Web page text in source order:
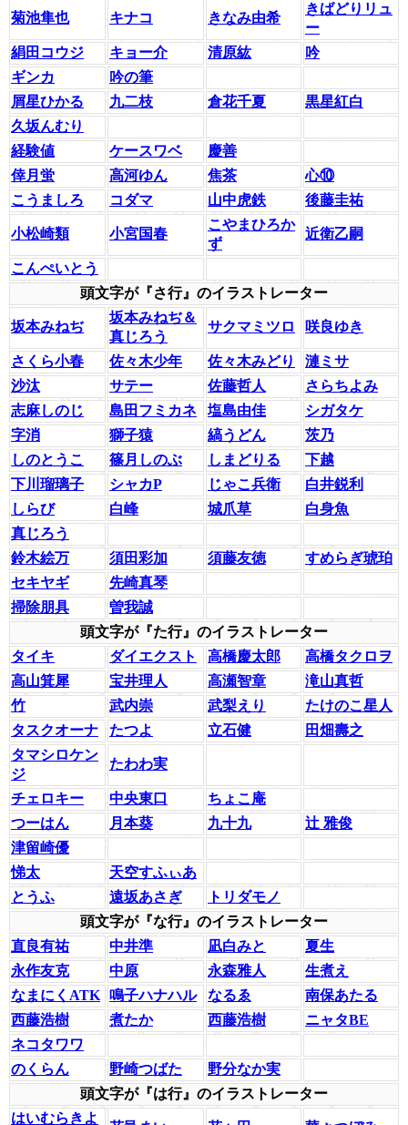
菊池隼也 キナコ きなみ由希
きばどりリュ
ー
絹田コウジ
キョー介 清原紘
吟
ギンカ
吟の筆
屑星ひかる
九二枝 倉花千夏
黒星紅白
久坂んむり
経験値
ケースワベ
慶善
倖月蛍
高河ゆん 焦茶
心⑩
こうましろ
コダマ 山中虎鉄 後藤圭祐
小松崎類 小宮国春
こやまひろか
ず
近衛乙嗣
こんぺいとう
頭文字が『さ行』のイラストレーター
坂本みねぢ
坂本みねぢ＆
真じろう
サクマミツロ 咲良ゆき
さくら小春 佐々木少年 佐々木みどり
漣ミサ
沙汰
サテー 佐藤哲人
さらちよみ
志麻しのじ
島田フミカネ 塩島由佳
シガタケ
字消
獅子猿 縞うどん
茨乃
しのとうこ
篠月しのぶ しまどりる
下越
下川瑠璃子
シャカP じゃこ兵衛
白井鋭利
しらび
白峰 城爪草
白身魚
真じろう
鈴木絵万
須田彩加 須藤友徳
すめらぎ琥珀
セキヤギ
先崎真琴
掃除朋具
曽我誠
頭文字が『た行』のイラストレーター
タイキ
ダイエクスト 高橋慶太郎
高橋タクロヲ
高山箕犀
宝井理人 高瀬智章
滝山真哲
竹
武内崇 武梨えり
たけのこ星人
タスクオーナ
たつよ 立石健
田畑壽之
タマシロケン
ジ
たわわ実
チェロキー 中央東口
ちょこ庵
つーはん
月本葵 九十九
辻 雅俊
津留崎優
悌太
天空すふぃあ
とうふ
遠坂あさぎ
トリダモノ
頭文字が『な行』のイラストレーター
直良有祐
中井準 凪白みと
夏生
永作友克
中原 永森雅人
生煮え
なまにくATK 鳴子ハナハル なるゑ
南保あたる
西藤浩樹
煮たか 西藤浩樹
ニャタBE
ネコタワワ
のくらん
野崎つばた
野分なか実
頭文字が『は行』のイラストレーター
はいむらきよ